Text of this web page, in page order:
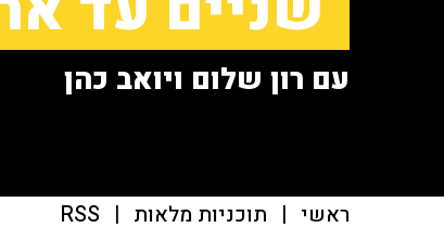
עם רון שלום ויואב כהן
ראשי | תוכניות מלאות |
RSS